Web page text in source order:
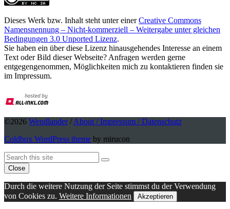
Dieses Werk bzw. Inhalt steht unter einerCreative Commons
Namensnennung – Nicht-kommerziell – Weitergabe unter gleichen
Bedingungen 3.0 Unported Lizenz.
Sie haben ein über diese Lizenz hinausgehendes Interesse an einem
Text oder Bild dieser Webseite? Anfragen werden gerne
entgegengenommen, Möglichkeiten mich zu kontaktieren finden sie
im Impressum.
©2026 Wendlander/ About / Impressum / Datenschutz
Coldbox WordPress theme by mirucon
Back
To
Top
Search
Search
Close
Durch die weitere Nutzung der Seite stimmst du der Verwendung
von Cookies zu. Weitere Informationen Akzeptieren